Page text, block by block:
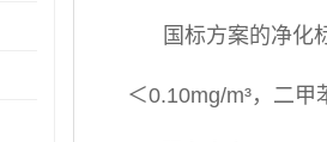
国标方案的净化标
＜0.10mg/m³，二甲